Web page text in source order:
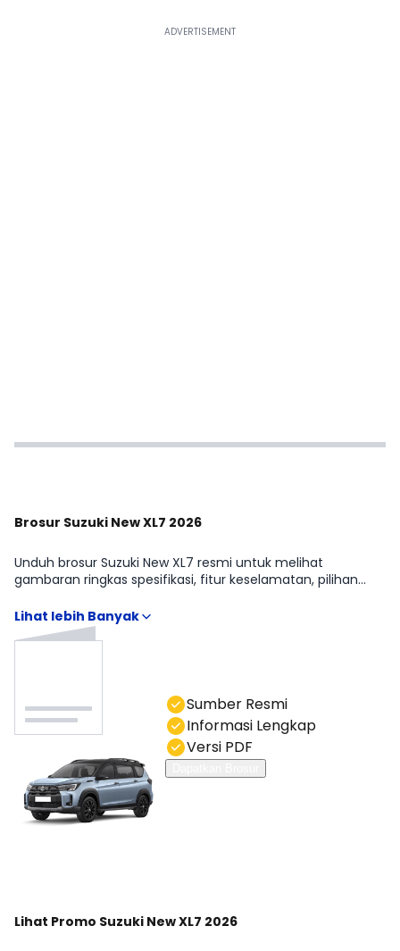
Brosur Suzuki New XL7 2026
Unduh brosur Suzuki New XL7 resmi untuk melihat
gambaran ringkas spesifikasi, fitur keselamatan, pilihan
memahami perbedaan Suzuki New XL7 New Beta MT
Hybrid, Suzuki New XL7 New Zeta AT, Suzuki New XL7 New
Zeta MT, Suzuki New XL7 Alpha MT Hybrid, Suzuki New XL7
hubungi kami di kolom chat.Sumber Resmi
Informasi Lengkap
Versi PDF
Lihat Promo Suzuki New XL7 2026